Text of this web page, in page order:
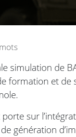
simulation de
formation et
sur
génération